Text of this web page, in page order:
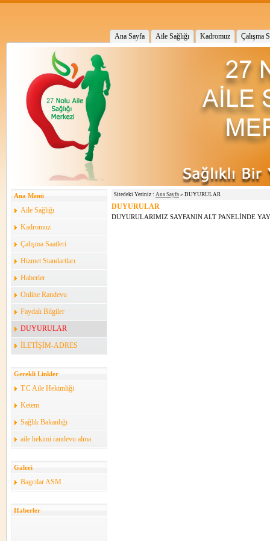
Ana Sayfa Aile Sağlığı Kadromuz Çalışma
Ana Menü
Aile Sağlığı
Kadromuz
Çalışma Saatleri
Hizmet Standartları
Haberler
Online Randevu
Faydalı Bilgiler
DUYURULAR
İLETİŞİM-ADRES
Gerekli Linkler
T.C Aile Hekimliği
Ketem
Sağlık Bakanlığı
aile hekimi randevu alma
Galeri
Bagcılar ASM
Haberler
Sitedeki Yeriniz : Ana Sayfa » DUYURULAR
DUYURULAR
DUYURULARIMIZ SAYFANIN ALT PANELİNDE